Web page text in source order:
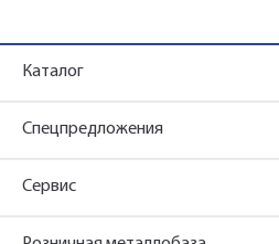
Каталог
Спецпредложения
Сервис